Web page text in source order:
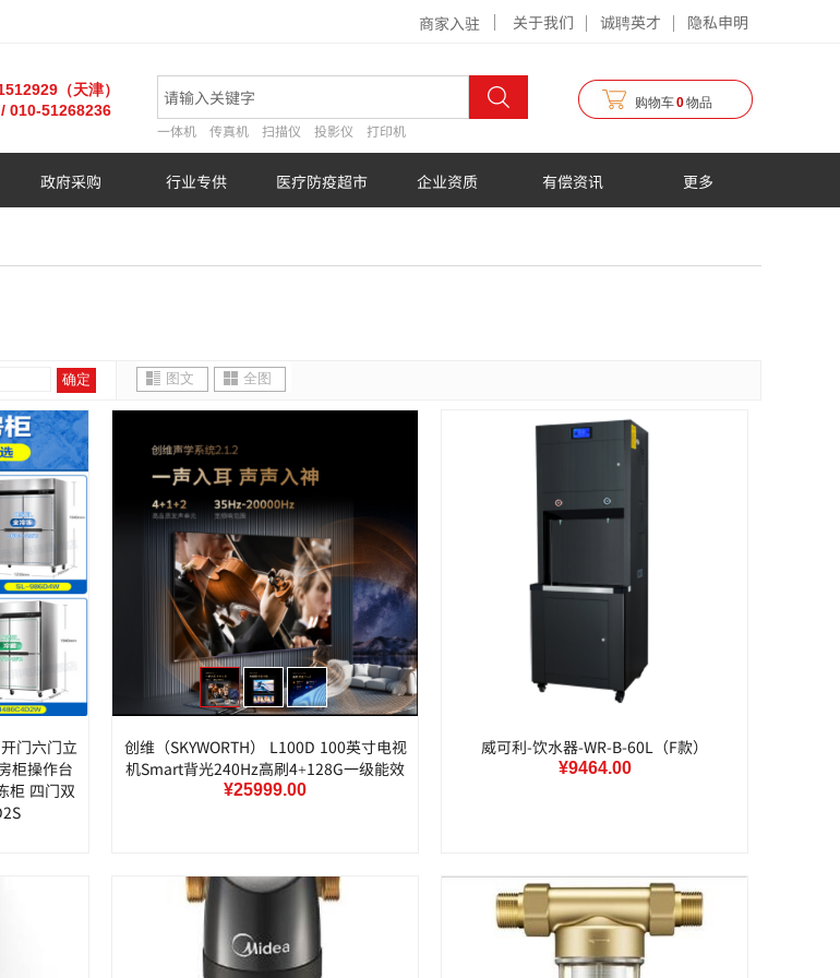
（天津）
/ 010-51268236
一体机 传真机 扫描仪 投影仪 打印机
关于我们 诚聘英才 隐私申明
购物车0物品
商家入驻
政府采购 行业专供 医疗防疫超市 企业资质 有偿资讯 更多
确定 图文 全图
门六门立
柜操作台
柜 四门双
创维（SKYWORTH） L100D 100英寸电视
机Smart背光240Hz高刷4+128G一级能效
¥25999.00
威可利-饮水器-WR-B-60L（F款）
¥9464.00